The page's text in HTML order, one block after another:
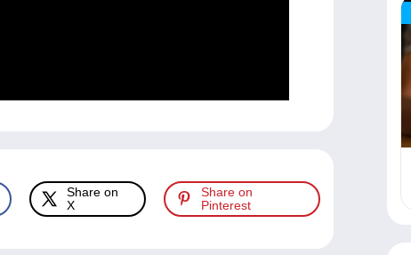
Share on
X
Share on
Pinterest